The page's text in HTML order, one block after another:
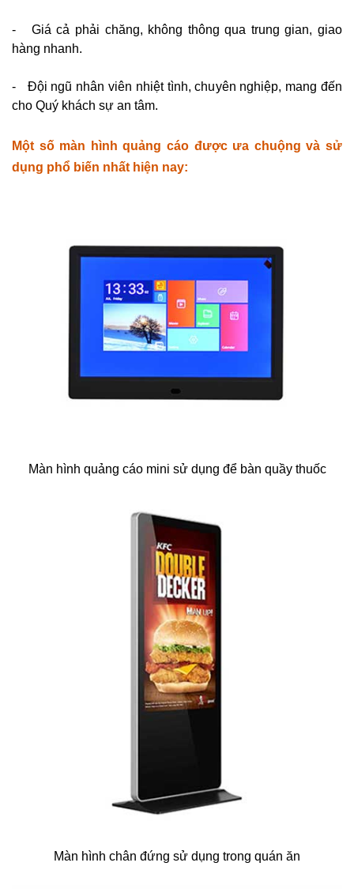
- Giá cả phải chăng, không thông qua trung gian, giao
hàng nhanh.
- Đội ngũ nhân viên nhiệt tình, chuyên nghiệp, mang đến
cho Quý khách sự an tâm.
Một số màn hình quảng cáo được ưa chuộng và sử
dụng phổ biến nhất hiện nay:
Màn hình quảng cáo mini sử dụng để bàn quầy thuốc
Màn hình chân đứng sử dụng trong quán ăn